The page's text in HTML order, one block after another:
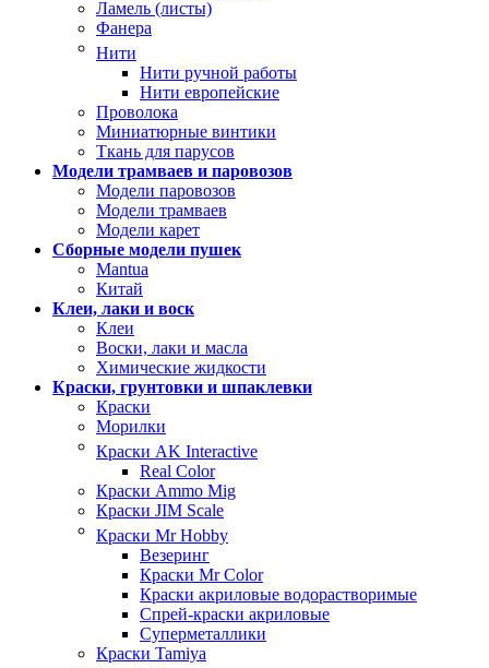
Ламель (листы)
Фанера
Нити
Нити ручной работы
Нити европейские
Проволока
Миниатюрные винтики
Ткань для парусов
Модели трамваев и паровозов
Модели паровозов
Модели трамваев
Модели карет
Сборные модели пушек
Mantua
Китай
Клеи, лаки и воск
Клеи
Воски, лаки и масла
Химические жидкости
Краски, грунтовки и шпаклевки
Краски
Морилки
Краски AK Interactive
Real Color
Краски Ammo Mig
Краски JIM Scale
Краски Mr Hobby
Везеринг
Краски Mr Color
Краски акриловые водорастворимые
Спрей-краски акриловые
Суперметаллики
Краски Tamiya